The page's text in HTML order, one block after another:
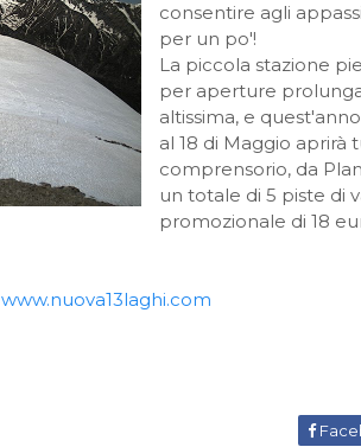
consentire agli
per un po'!
La piccola stazione
per aperture
altissima, e
al 18 di Maggio aprirà
comprensorio, da
un totale di 5 piste di
promozionale di 18
www.nuova13laghi.com